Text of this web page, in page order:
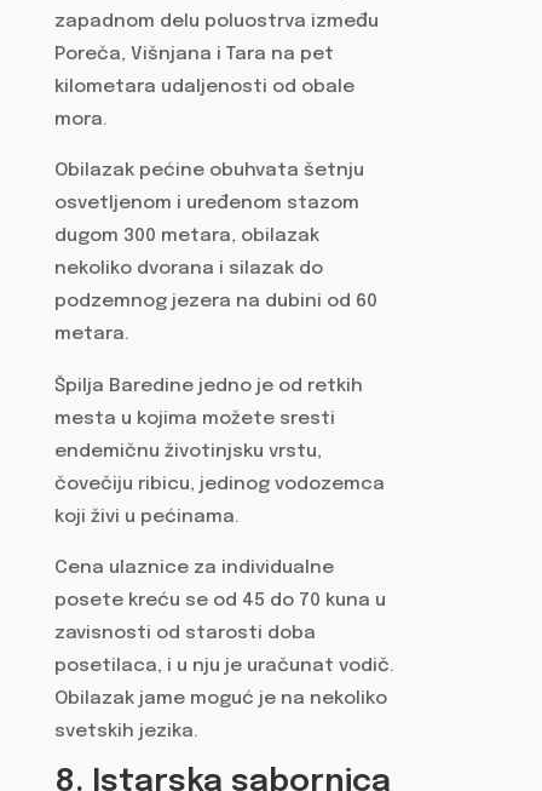
zapadnom delu poluostrva između
Poreča, Višnjana i Tara na pet
kilometara udaljenosti od obale
mora.
Obilazak pećine obuhvata šetnju
osvetljenom i uređenom stazom
dugom 300 metara, obilazak
nekoliko dvorana i silazak do
podzemnog jezera na dubini od 60
metara.
Špilja Baredine jedno je od retkih
mesta u kojima možete sresti
endemičnu životinjsku vrstu,
čovečiju ribicu, jedinog vodozemca
koji živi u pećinama.
Cena ulaznice za individualne
posete kreću se od 45 do 70 kuna u
zavisnosti od starosti doba
posetilaca, i u nju je uračunat vodič.
Obilazak jame moguć je na nekoliko
svetskih jezika.
8. Istarska sabornica